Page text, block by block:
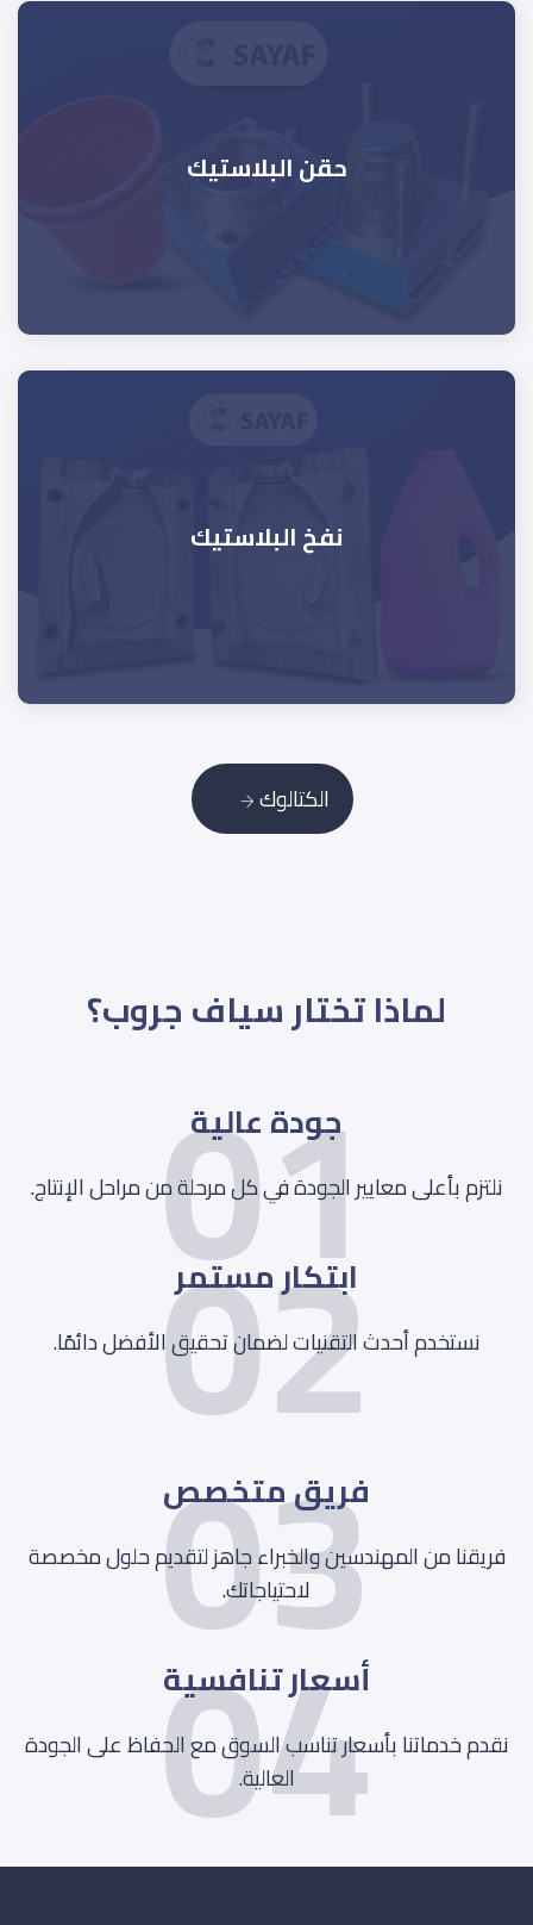
حقن البلاستيك
نفخ البلاستيك
الكتالوك
لماذا تختار سياف جروب؟
01
جودة عالية
نلتزم بأعلى معايير الجودة في كل مرحلة من مراحل الإنتاج.
02
ابتكار مستمر
نستخدم أحدث التقنيات لضمان تحقيق الأفضل دائمًا.
03
فريق متخصص
فريقنا من المهندسين والخبراء جاهز لتقديم حلول مخصصة
لاحتياجاتك.
04
أسعار تنافسية
نقدم خدماتنا بأسعار تناسب السوق مع الحفاظ على الجودة
العالية.